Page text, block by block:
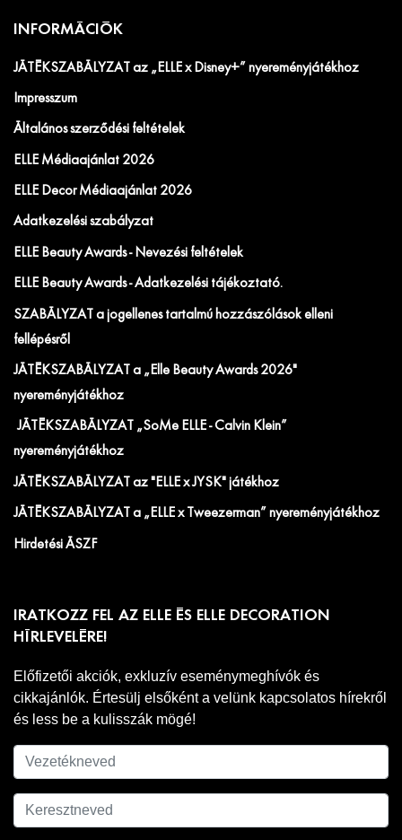
INFORMÁCIÓK
JÁTÉKSZABÁLYZAT az „ELLE x Disney+” nyereményjátékhoz
Impresszum
Általános szerződési feltételek
ELLE Médiaajánlat 2026
ELLE Decor Médiaajánlat 2026
Adatkezelési szabályzat
ELLE Beauty Awards - Nevezési feltételek
ELLE Beauty Awards - Adatkezelési tájékoztató.
SZABÁLYZAT a jogellenes tartalmú hozzászólások elleni
fellépésről
JÁTÉKSZABÁLYZAT a „Elle Beauty Awards 2026"
nyereményjátékhoz
JÁTÉKSZABÁLYZAT „SoMe ELLE - Calvin Klein”
nyereményjátékhoz
JÁTÉKSZABÁLYZAT az "ELLE x JYSK" játékhoz
JÁTÉKSZABÁLYZAT a „ELLE x Tweezerman” nyereményjátékhoz
Hirdetési ÁSZF
IRATKOZZ FEL AZ ELLE ÉS ELLE DECORATION
HÍRLEVELÉRE!
Előfizetői akciók, exkluzív eseménymeghívók és
cikkajánlók. Értesülj elsőként a velünk kapcsolatos hírekről
és less be a kulisszák mögé!